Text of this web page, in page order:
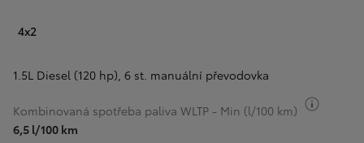
4x2
1.5L Diesel (120 hp), 6 st. manuální převodovka
Kombinovaná spotřeba paliva WLTP - Min (l/100 km)
6,5 l/100 km